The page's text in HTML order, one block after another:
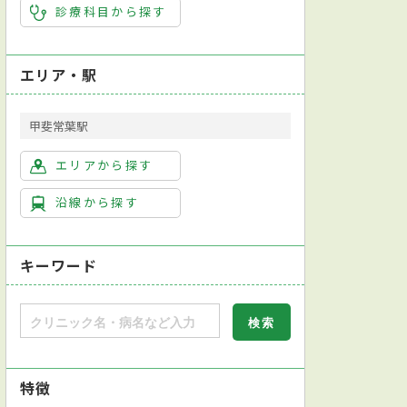
診療科目から探す
エリア・駅
甲斐常葉駅
エリアから探す
沿線から探す
キーワード
特徴